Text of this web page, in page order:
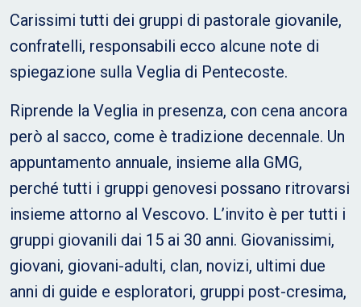
Carissimi tutti dei gruppi di pastorale giovanile,
confratelli, responsabili ecco alcune note di
spiegazione sulla Veglia di Pentecoste.
Riprende la Veglia in presenza, con cena ancora
però al sacco, come è tradizione decennale. Un
appuntamento annuale, insieme alla GMG,
perché tutti i gruppi genovesi possano ritrovarsi
insieme attorno al Vescovo. L’invito è per tutti i
gruppi giovanili dai 15 ai 30 anni. Giovanissimi,
giovani, giovani-adulti, clan, novizi, ultimi due
anni di guide e esploratori, gruppi post-cresima,